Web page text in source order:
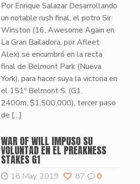
Por Enrique Salazar Desarrollando
un notable rush final, el potro Sir
Winston (16, Awesome Again en
La Gran Bailadora, por Afleet
Alex) se encumbró en la recta
final de Belmont Park (Nueva
York), para hacer suya la victoria en
el 151º Belmont S. (G1,
2400m, $1,500,000), tercer paso
de […]
WAR OF WILL IMPUSO SU
VOLUNTAD EN EL PREAKNESS
STAKES G1
18 May, 2019 0
87